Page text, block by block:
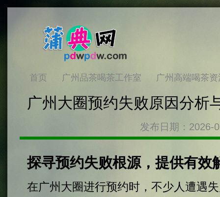
首页 广州品茶喝茶工作室 广州高端喝茶资
广州大圈预约失败原因分析
发布日期：
探寻预约失败根源，提供有效
在广州大圈进行预约时，不少人遭遇